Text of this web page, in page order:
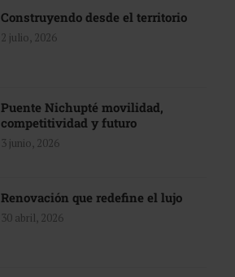
Construyendo desde el territorio
2 julio, 2026
Puente Nichupté movilidad,
competitividad y futuro
3 junio, 2026
Renovación que redefine el lujo
30 abril, 2026